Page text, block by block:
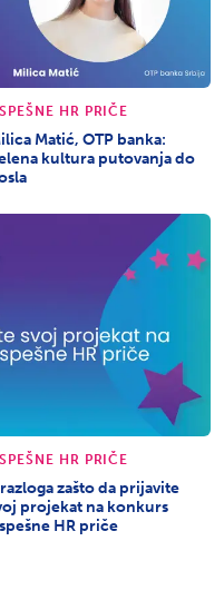
HR PRIČE
Matić, OTP banka:
kultura putovanja do
HR PRIČE
zašto da prijavite
projekat na konkurs
HR priče